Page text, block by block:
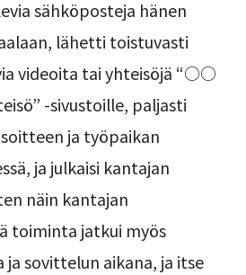
sähköposteja hänen
lähetti toistuvasti
videoita tai yhteisöjä “○○
-sivustoille, paljasti
ja työpaikan
ja julkaisi kantajan
näin kantajan
toiminta jatkui myös
ja sovittelun aikana, ja itse